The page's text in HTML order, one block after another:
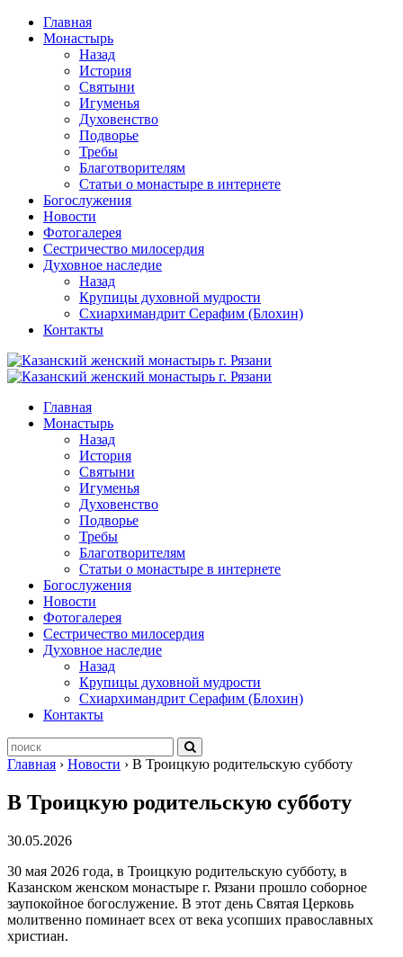
Перейти
содержимому
Главная
Монастырь
Назад
История
Святыни
Игуменья
Духовенство
Подворье
Требы
Благотворителям
Статьи о монастыре в интернете
Богослужения
Новости
Фотогалерея
Сестричество милосердия
Духовное наследие
Назад
Крупицы духовной мудрости
Схиархимандрит Серафим (Блохин)
Контакты
Главная
Монастырь
Назад
История
Святыни
Игуменья
Духовенство
Подворье
Требы
Благотворителям
Статьи о монастыре в интернете
Богослужения
Новости
Фотогалерея
Сестричество милосердия
Духовное наследие
Назад
Крупицы духовной мудрости
Схиархимандрит Серафим (Блохин)
Контакты
Главная › Новости › В Троицкую родительскую субботу
В Троицкую родительскую субботу
30.05.2026
30 мая 2026 года, в Троицкую родительскую субботу, в
Казанском женском монастыре г. Рязани прошло соборное
заупокойное богослужение. В этот день Святая Церковь
молитвенно поминает всех от века усопших православных
христиан.